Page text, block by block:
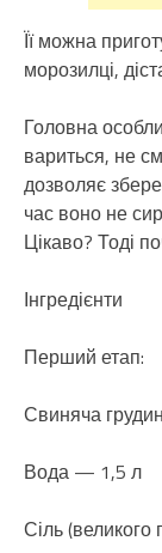
Її можна
морозилці,
Головна
вариться, не
дозволяє
час воно не
Цікаво? Тоді
Інгредієнти
Перший етап:
Свиняча
Вода — 1,5 л
Сіль